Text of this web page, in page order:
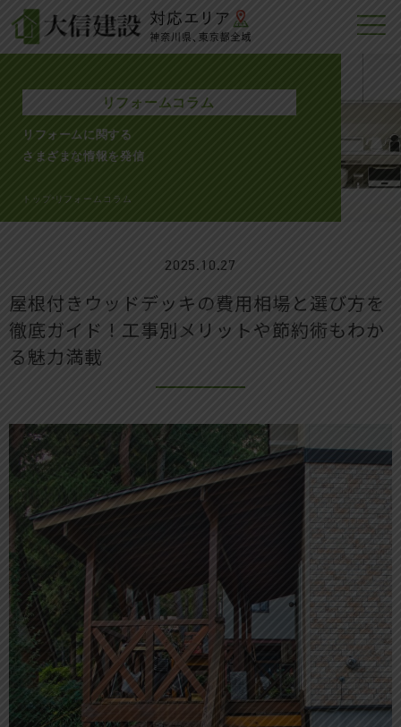
リフォームコラム
リフォームに関する
さまざまな情報を発信
トップ >リフォームコラム
2025.10.27
屋根付きウッドデッキの費用相場と選び方を
徹底ガイド！工事別メリットや節約術もわか
る魅力満載